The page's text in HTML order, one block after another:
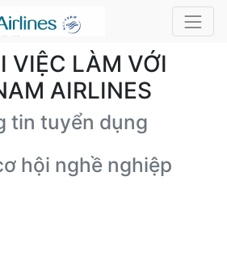
VIỆC LÀM VỚI
AIRLINES
tin tuyển dụng
hội nghề nghiệp